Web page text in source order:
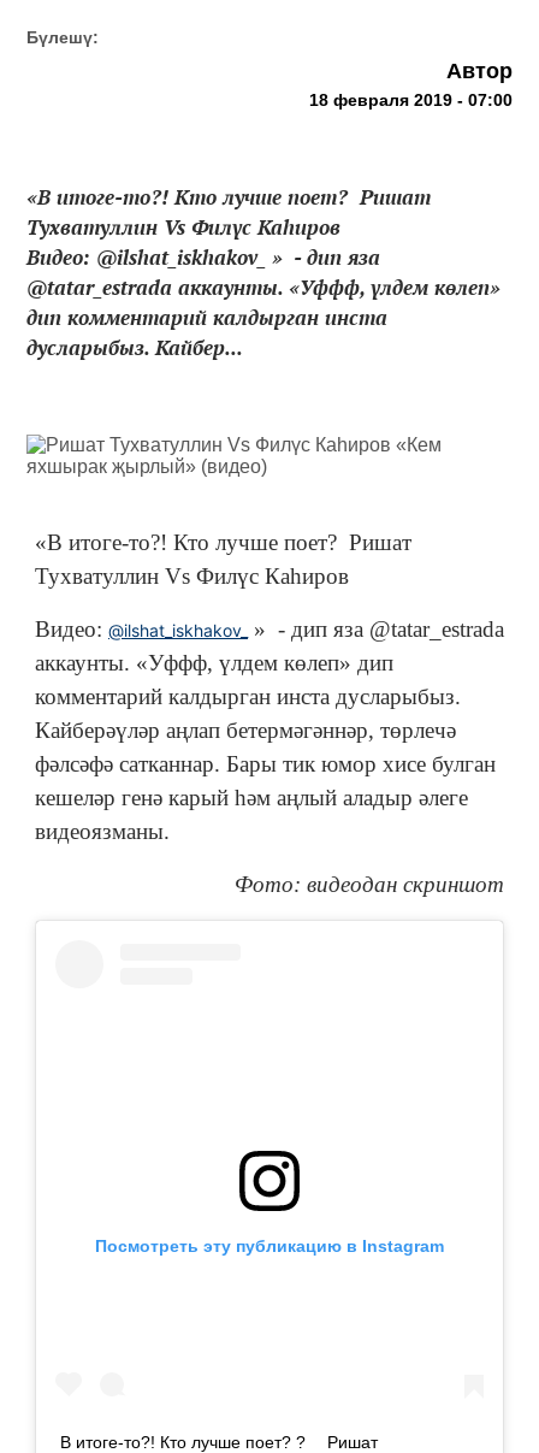
Бүлешү:
Автор
18 февраля 2019 - 07:00
«В итоге-то?! Кто лучше поет? Ришат
Тухватуллин Vs Филүс Каһиров
Видео: @ilshat_iskhakov_ » - дип яза
@tatar_estrada аккаунты. «Уффф, үлдем көлеп»
дип комментарий калдырган инста
дусларыбыз. Кайбер...
«В итоге-то?! Кто лучше поет? Ришат
Тухватуллин Vs Филүс Каһиров
Видео: @ilshat_iskhakov_
» - дип яза @tatar_estrada
аккаунты. «Уффф, үлдем көлеп» дип
комментарий калдырган инста дусларыбыз.
Кайберәүләр аңлап бетермәгәннәр, төрлечә
фәлсәфә сатканнар. Бары тик юмор хисе булган
кешеләр генә карый һәм аңлый аладыр әлеге
видеоязманы.
Фото: видеодан скриншот
Посмотреть эту публикацию в Instagram
В итоге-то?! Кто лучше поет? ? ⠀ Ришат